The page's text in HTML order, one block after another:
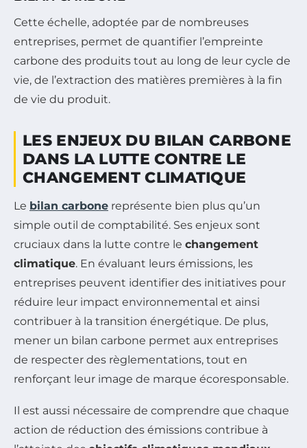
Cette échelle, adoptée par de nombreuses
entreprises, permet de quantifier l’empreinte
carbone des produits tout au long de leur cycle de
vie, de l’extraction des matières premières à la fin
de vie du produit.
LES ENJEUX DU BILAN CARBONE
DANS LA LUTTE CONTRE LE
CHANGEMENT CLIMATIQUE
Le bilan carbone représente bien plus qu’un
simple outil de comptabilité. Ses enjeux sont
cruciaux dans la lutte contre le changement
climatique. En évaluant leurs émissions, les
entreprises peuvent identifier des initiatives pour
réduire leur impact environnemental et ainsi
contribuer à la transition énergétique. De plus,
mener un bilan carbone permet aux entreprises
de respecter des règlementations, tout en
renforçant leur image de marque écoresponsable.
Il est aussi nécessaire de comprendre que chaque
action de réduction des émissions contribue à